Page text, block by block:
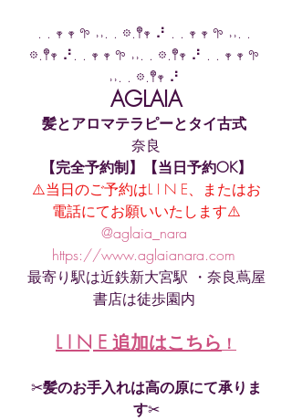
. . 𖥧 𖥧 𖧧 ˒˒. . 𖡼.𖤣𖥧 ⠜ . . 𖥧 𖥧 𖧧 ˒˒. .
𖡼.𖤣𖥧 ⠜. . 𖥧 𖥧 𖧧 ˒˒. . 𖡼.𖤣𖥧 ⠜ . . 𖥧 𖥧 𖧧
˒˒. . 𖡼.𖤣𖥧 ⠜
AGLAIA
髪とアロマテラピーとタイ古式
奈良
【完全予約制】【当日予約OK】
⚠️当日のご予約はL I N E、またはお
電話にてお願いいたします⚠️
@aglaia_nara
https://www.aglaianara.com
最寄り駅は近鉄新大宮駅 ・奈良蔦屋
書店は徒歩園内
L I N E 追加はこちら ！
✂︎髪のお手入れは高の原にて承りま
す✂︎